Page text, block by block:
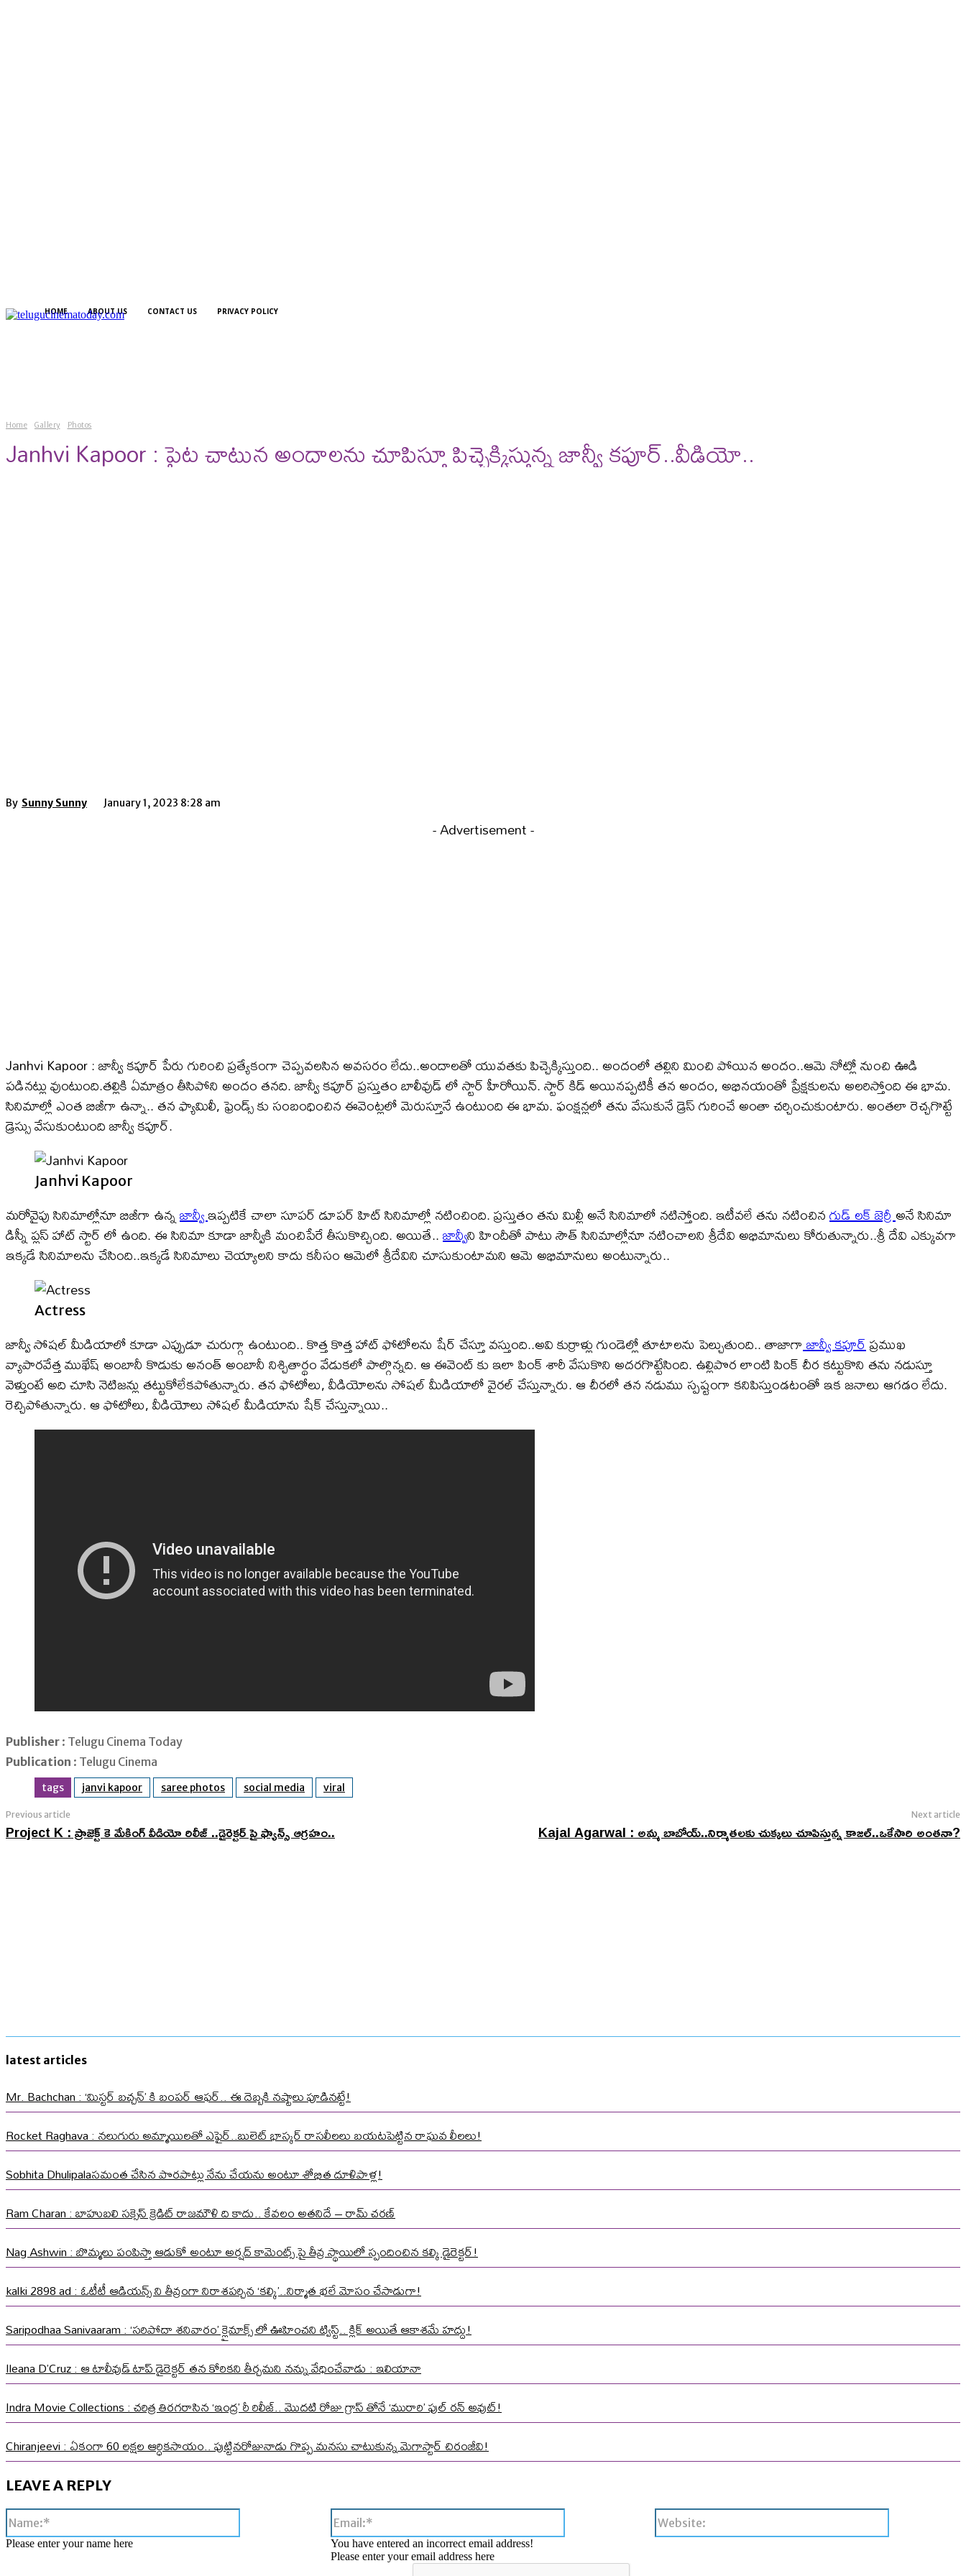
HOME ABOUT US CONTACT US PRIVACY POLICY
Home Gallery Photos
Janhvi Kapoor : పైట చాటున అందాలను చూపిస్తూ పిచ్చెక్కిస్తున్న జాన్వీ కపూర్..వీడియో..
By Sunny Sunny January 1, 2023 8:28 am
- Advertisement -
Janhvi Kapoor : జాన్వీ కపూర్ పేరు గురించి ప్రత్యేకంగా చెప్పవలసిన అవసరం లేదు..అందాలతో యువతకు పిచ్చెక్కిస్తుంది.. అందంలో తల్లిని మించి పోయిన అందం..ఆమె నోట్లో నుంచి ఊడి
పడినట్లు వుంటుంది.తల్లికి ఏమాత్రం తీసిపోని అందం తనది. జాన్వీ కపూర్ ప్రస్తుతం బాలీవుడ్ లో స్టార్ హీరోయిన్. స్టార్ కిడ్ అయినప్పటికీ తన అందం, అభినయంతో ప్రేక్షకులను అలరిస్తోంది ఈ భామ.
సినిమాల్లో ఎంత బిజీగా ఉన్నా.. తన ఫ్యామిలీ, ఫ్రెండ్స్ కు సంబంధించిన ఈవెంట్లలో మెరుస్తూనే ఉంటుంది ఈ భామ. ఫంక్షన్లలో తను వేసుకునే డ్రెస్ గురించే అంతా చర్చించుకుంటారు. అంతలా రెచ్చగొట్టే
డ్రెస్సు వేసుకుంటుంది జాన్వీ కపూర్.
Janhvi Kapoor
మరోవైపు సినిమాల్లోనూ బిజీగా ఉన్నజాన్వీఇప్పటికే చాలా సూపర్ డూపర్ హిట్ సినిమాల్లో నటించింది. ప్రస్తుతం తను మిల్లీ అనే సినిమాలో నటిస్తోంది. ఇటీవలే తను నటించినగుడ్ లక్ జెర్రీఅనే సినిమా
డిస్నీ ప్లస్ హాట్ స్టార్ లో ఉంది. ఈ సినిమా కూడా జాన్వీకి మంచిపేరే తీసుకొచ్చింది. అయితే..జాన్వీని హిందీతో పాటు సౌత్ సినిమాల్లోనూ నటించాలని శ్రీదేవి అభిమానులు కోరుతున్నారు..శ్రీ దేవి ఎక్కువగా
ఇక్కడే సినిమాలను చేసింది..ఇక్కడే సినిమాలు చెయ్యాలని కాదు కనీసం ఆమెలో శ్రీదేవిని చూసుకుంటామని ఆమె అభిమానులు అంటున్నారు..
Actress
జాన్వీ సోషల్ మీడియాలో కూడా ఎప్పుడూ చురుగ్గా ఉంటుంది.. కొత్త కొత్త హాట్ ఫోటోలను షేర్ చేస్తూ వస్తుంది..అవి కుర్రాళ్లు గుండెల్లో తూటాలను పెల్చుతుంది.. తాజాగాజాన్వీ కపూర్ప్రముఖ
వ్యాపారవేత్త ముఖేష్ అంబానీ కొడుకు అనంత్ అంబానీ నిశ్చితార్థం వేడుకలో పాల్గొన్నది. ఆ ఈవెంట్ కు ఇలా పింక్ శారీ వేసుకొని అదరగొట్టేసింది. ఉల్లిపొర లాంటి పింక్ చీర కట్టుకొని తను నడుస్తూ
వెళ్తుంటే అది చూసి నెటిజన్లు తట్టుకోలేకపోతున్నారు. తన ఫోటోలు, వీడియోలను సోషల్ మీడియాలో వైరల్ చేస్తున్నారు. ఆ చీరలో తన నడుము స్పష్టంగా కనిపిస్తుండటంతో ఇక జనాలు ఆగడం లేదు.
రెచ్చిపోతున్నారు. ఆ ఫోటోలు, వీడియోలు సోషల్ మీడియాను షేక్ చేస్తున్నాయి..
Publisher : Telugu Cinema Today
Publication : Telugu Cinema
tags janvi kapoor saree photos social media viral
Previous article
Project K : ప్రాజెక్ట్ కె మేకింగ్ వీడియో రిలీజ్ ..డైరెక్టర్ పై ఫ్యాన్స్ ఆగ్రహం..
Next article
Kajal Agarwal : అమ్మ బాబోయ్..నిర్మాతలకు చుక్కలు చూపిస్తున్న కాజల్..ఒకేసారి అంతనా?
latest articles
Mr. Bachchan : ‘మిస్టర్ బచ్చన్’ కి బంపర్ ఆఫర్.. ఈ దెబ్బకి నష్టాలు పూడినట్టే!
Rocket Raghava : నలుగురు అమ్మాయిలతో ఎఫైర్..బులెట్ భాస్కర్ రాసలీలలు బయటపెట్టిన రాఘవ లీలలు!
Sobhita Dhulipalaసమంత చేసిన పొరపాట్లు నేను చేయను అంటూ శోభిత దూళిపాళ్ల!
Ram Charan : బాహుబలి సక్సెస్ క్రెడిట్ రాజమౌళి ది కాదు.. కేవలం అతనిదే – రామ్ చరణ్
Nag Ashwin : బొమ్మలు పంపిస్తా ఆడుకో అంటూ అర్షద్ కామెంట్స్ పై తీవ్ర స్థాయిలో స్పందించిన కల్కి డైరెక్టర్!
kalki 2898 ad : ఓటీటీ ఆడియన్స్ ని తీవ్రంగా నిరాశపర్చిన ‘కల్కి’..నిర్మాత భలే మోసం చేసాడుగా!
Saripodhaa Sanivaaram : ‘సరిపోదా శనివారం’ క్లైమాక్స్ లో ఊహించని ట్విస్ట్.. క్లిక్ అయితే ఆకాశమే హద్దు!
Ileana D’Cruz : ఆ టాలీవుడ్ టాప్ డైరెక్టర్ తన కోరికని తీర్చమని నన్ను వేధించేవాడు : ఇలియానా
Indra Movie Collections : చరిత్ర తిరగరాసిన ‘ఇంద్ర’ రీ రిలీజ్.. మొదటి రోజు గ్రాస్ తోనే ‘మురారి’ ఫుల్ రన్ అవుట్!
Chiranjeevi : ఏకంగా 60 లక్షల ఆర్ధికసాయం.. పుట్టినరోజునాడు గొప్ప మనసు చాటుకున్న మెగాస్టార్ చిరంజీవి!
LEAVE A REPLY
Please enter your name here
Email:*
You have entered an incorrect email address!
Please enter your email address here